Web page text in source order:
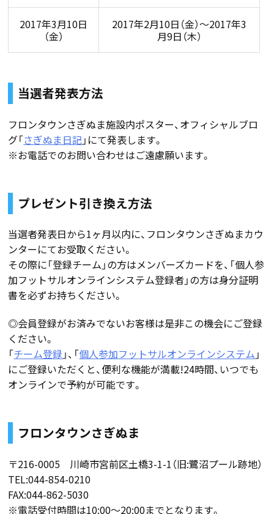
2017年3月10日
（金）
2017年2月10日（金）〜2017年3
月9日（木）
当選者発表方法
フロンタウンさぎぬま施設内ポスター、オフィシャルブロ
グ「さぎぬま日記」にて発表します。
※お電話でのお問い合わせはご遠慮願います。
プレゼント引き換え方法
当選者発表日から1ヶ月以内に、フロンタウンさぎぬまカウ
ンターにてお受取ください。
その際に「登録チーム」の方はメンバーズカードを、「個人参
加フットサルオンラインシステム登録者」の方は身分証明
書を必ずお持ちください。
◎会員登録がお済みでないお客様は是非この機会にご登録
ください。
「チーム登録 」、「個人参加フットサルオンラインシステム 」
にご登録いただくと、便利な機能が満載!24時間、いつでも
オンラインで予約が可能です。
フロンタウンさぎぬま
〒216-0005 川崎市宮前区土橋3-1-1（旧:鷺沼プール跡地）
TEL:044-854-0210
FAX:044-862-5030
※電話受付時間は10:00〜20:00までとなります。